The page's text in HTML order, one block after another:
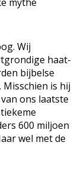
Wij
haat-
bijbelse
is hij
ons laatste
600 miljoen
wel met de